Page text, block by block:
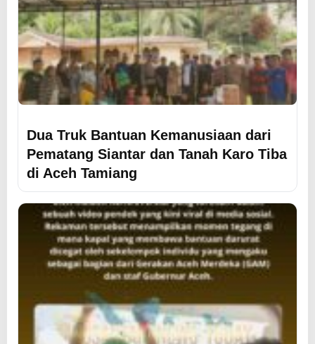
Dua Truk Bantuan Kemanusiaan dari
Pematang Siantar dan Tanah Karo Tiba
di Aceh Tamiang